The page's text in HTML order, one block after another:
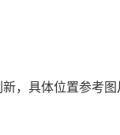
，具体位置参考